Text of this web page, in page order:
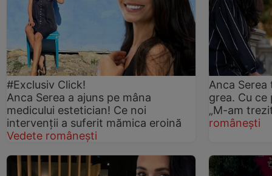
#Exclusiv Click!
Anca Serea a ajuns pe mâna
medicului estetician! Ce noi
intervenții a suferit mămica eroină
Vedete românești
Anca
grea. Cu
„M-am
românești